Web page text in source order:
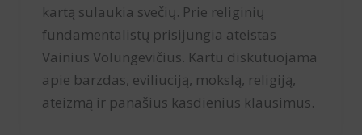
kartą sulaukia svečių. Prie religinių
fundamentalistų prisijungia ateistas
Vainius Volungevičius. Kartu diskutuojama
apie barzdas, eviliuciją, mokslą, religiją,
ateizmą ir panašius kasdienius klausimus.